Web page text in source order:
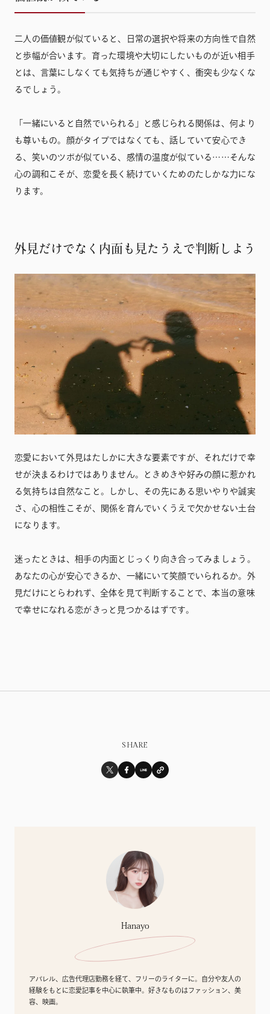
二人の価値観が似ていると、日常の選択や将来の方向性で自然
と歩幅が合います。育った環境や大切にしたいものが近い相手
とは、言葉にしなくても気持ちが通じやすく、衝突も少なくな
るでしょう。
「一緒にいると自然でいられる」と感じられる関係は、何より
も尊いもの。顔がタイプではなくても、話していて安心でき
る、笑いのツボが似ている、感情の温度が似ている……そんな
心の調和こそが、恋愛を長く続けていくためのたしかな力にな
ります。
外見だけでなく内面も見たうえで判断しよう
恋愛において外見はたしかに大きな要素ですが、それだけで幸
せが決まるわけではありません。ときめきや好みの顔に惹かれ
る気持ちは自然なこと。しかし、その先にある思いやりや誠実
さ、心の相性こそが、関係を育んでいくうえで欠かせない土台
になります。
迷ったときは、相手の内面とじっくり向き合ってみましょう。
あなたの心が安心できるか、一緒にいて笑顔でいられるか。外
見だけにとらわれず、全体を見て判断することで、本当の意味
で幸せになれる恋がきっと見つかるはずです。
SHARE
Hanayo
アパレル、広告代理店勤務を経て、フリーのライターに。自分や友人の
経験をもとに恋愛記事を中心に執筆中。好きなものはファッション、美
容、映画。